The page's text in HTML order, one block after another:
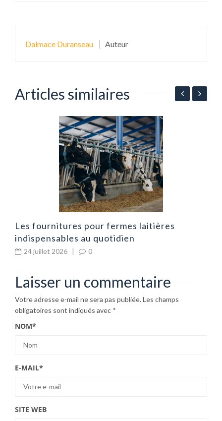
Dalmace Duranseau Auteur
Articles similaires
Les fournitures pour fermes laitières
indispensables au quotidien
24 juillet 2026 | 0
Laisser un commentaire
Votre adresse e-mail ne sera pas publiée.Les champs
obligatoires sont indiqués avec *
NOM*
E-MAIL*
SITE WEB